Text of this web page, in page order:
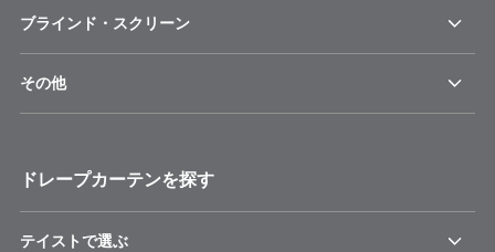
ブラインド・スクリーン
その他
ドレープカーテンを探す
テイストで選ぶ